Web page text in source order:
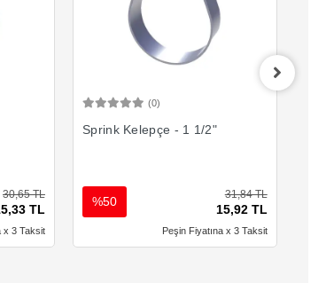
30,65 TL
TL
x 3 Taksit
(0)
Sprink Kelepçe - 1 1/2"
31,84 TL
15,92 TL
%50
Peşin Fiyatına x 3 Taksit